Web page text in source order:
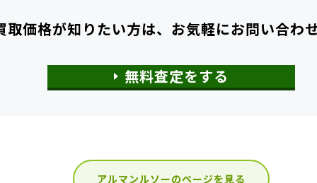
取価格が知りたい方は、 お気軽にお問い合わ
無料査定をする
アルマンルソーのページを見る